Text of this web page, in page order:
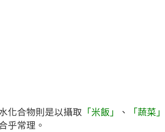
化合物則是以攝取 「米飯」 、 「蔬菜」
乎常理。